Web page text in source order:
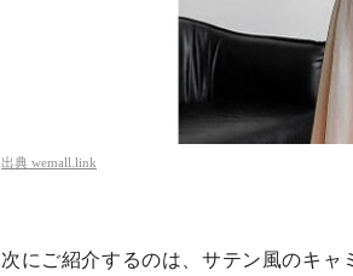
出典 wemall.link
次にご紹介するのは、サテン風のキャ